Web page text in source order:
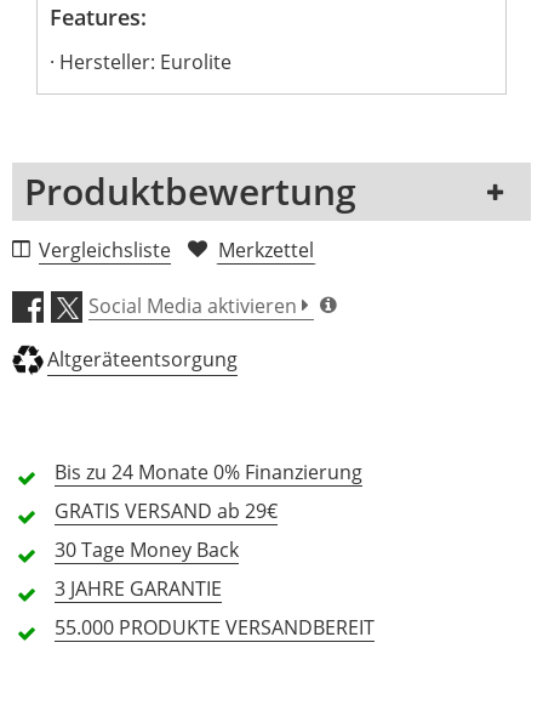
Features:
Hersteller: Eurolite
Produktbewertung
1 Rezension
5 Sterne
4 Sterne
3 Sterne
Alle Sprachen
In deiner Sprache gibt es noch keine Textbewertungen.
Vergleichsliste Merkzettel
Social Media aktivieren
Altgeräteentsorgung
Bis zu 24 Monate0% Finanzierung
GRATIS VERSAND ab 29€
30 Tage Money Back
3 JAHRE GARANTIE
55.000 PRODUKTE VERSANDBEREIT